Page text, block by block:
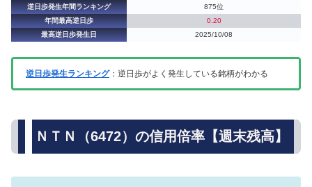
逆日歩発生年間ランキング
875位
年間最高逆日歩
0.20
最高逆日歩発生日
2025/10/08
逆日歩発生ランキング：逆日歩がよく発生している銘柄がわかる
ＮＴＮ（6472）の信用倍率【週末残高】